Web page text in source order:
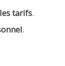
tarifs.
.